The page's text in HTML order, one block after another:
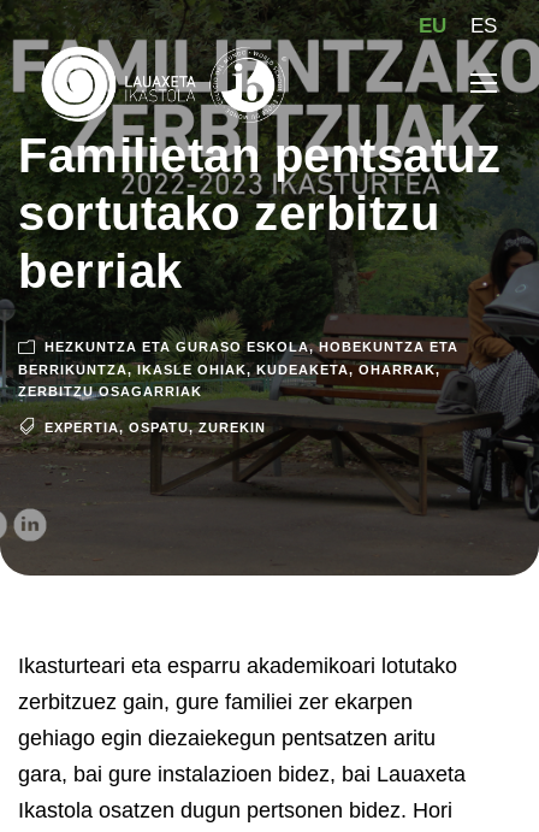
EU ES
Familietan pentsatuz
sortutako zerbitzu
berriak
HEZKUNTZA ETA GURASO ESKOLA, HOBEKUNTZA ETA
BERRIKUNTZA, IKASLE OHIAK, KUDEAKETA, OHARRAK,
ZERBITZU OSAGARRIAK
EXPERTIA, OSPATU, ZUREKIN
Ikasturteari eta esparru akademikoari lotutako
zerbitzuez gain, gure familiei zer ekarpen
gehiago egin diezaiekegun pentsatzen aritu
gara, bai gure instalazioen bidez, bai Lauaxeta
Ikastola osatzen dugun pertsonen bidez. Hori